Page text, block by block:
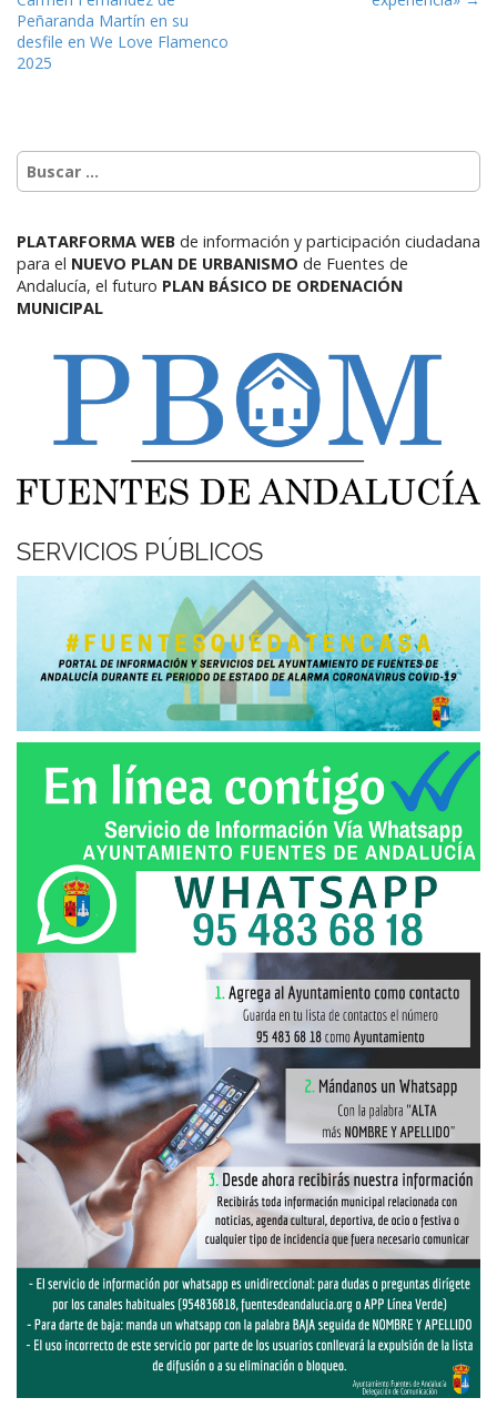
Peñaranda Martín en su
desfile en We Love Flamenco
2025
PLATARFORMA WEB de información y participación ciudadana
para el NUEVO PLAN DE URBANISMO de Fuentes de
Andalucía, el futuro PLAN BÁSICO DE ORDENACIÓN
MUNICIPAL
SERVICIOS PÚBLICOS